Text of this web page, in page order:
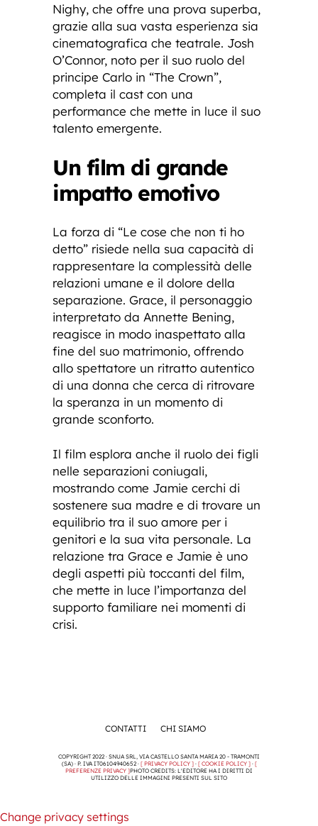
Nighy, che offre una prova superba,
grazie alla sua vasta esperienza sia
cinematografica che teatrale. Josh
O’Connor, noto per il suo ruolo del
principe Carlo in “The Crown”,
completa il cast con una
performance che mette in luce il suo
talento emergente.
Un film di grande
impatto emotivo
La forza di “Le cose che non ti ho
detto” risiede nella sua capacità di
rappresentare la complessità delle
relazioni umane e il dolore della
separazione. Grace, il personaggio
interpretato da Annette Bening,
reagisce in modo inaspettato alla
fine del suo matrimonio, offrendo
allo spettatore un ritratto autentico
di una donna che cerca di ritrovare
la speranza in un momento di
grande sconforto.
Il film esplora anche il ruolo dei figli
nelle separazioni coniugali,
mostrando come Jamie cerchi di
sostenere sua madre e di trovare un
equilibrio tra il suo amore per i
genitori e la sua vita personale. La
relazione tra Grace e Jamie è uno
degli aspetti più toccanti del film,
che mette in luce l’importanza del
supporto familiare nei momenti di
crisi.
CONTATTI CHI SIAMO
COPYRIGHT 2022 · SNUA SRL, VIA CASTELLO SANTA MARIA 20 - TRAMONTI
(SA) · P. IVA IT06104940652 · [ PRIVACY POLICY ]· [ COOKIE POLICY ]· [
PREFERENZE PRIVACY ]PHOTO CREDITS: L'EDITORE HA I DIRITTI DI
UTILIZZO DELLE IMMAGINI PRESENTI SUL SITO
Change privacy settings